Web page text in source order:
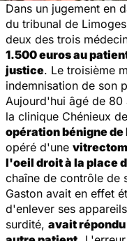
Dans un jugement en
du tribunal de
deux des trois
1.500 euros au
justice. Le troisième
indemnisation de son
Aujourd'hui âgé de 80
la clinique Chénieux
opération bénigne de
opéré d'une
l'oeil droit à la place
chaîne de contrôle de
Gaston avait en effet
d'enlever ses
surdité, avait